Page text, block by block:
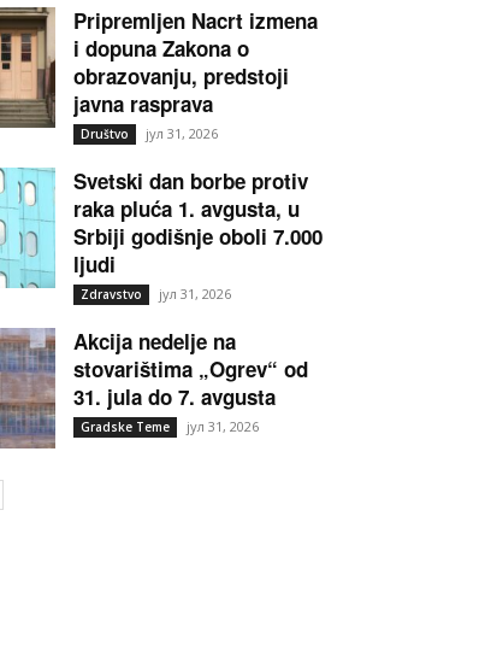
Pripremljen Nacrt izmena
i dopuna Zakona o
obrazovanju, predstoji
javna rasprava
Društvo јул 31, 2026
Svetski dan borbe protiv
raka pluća 1. avgusta, u
Srbiji godišnje oboli 7.000
ljudi
Zdravstvo јул 31, 2026
Akcija nedelje na
stovarištima „Ogrev“ od
31. jula do 7. avgusta
Gradske Teme јул 31, 2026